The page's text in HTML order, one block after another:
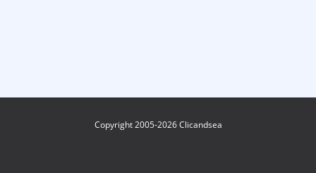
Copyright 2005-2026 Clicandsea